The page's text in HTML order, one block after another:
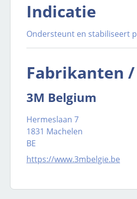
Indicatie
Ondersteunt en stabiliseert
Fabrikanten
3M Belgium
Hermeslaan 7
1831 Machelen
BE
https://www.3mbelgie.be